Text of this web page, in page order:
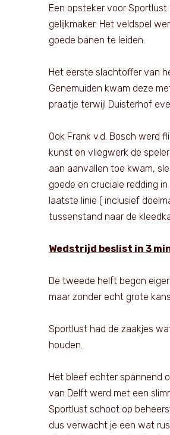
Een opsteker voor
gelijkmaker. Het veldspel
goede banen te leiden.
Het eerste slachtoffer van
Genemuiden kwam deze
praatje terwijl Duisterhof
Ook Frank v.d. Bosch werd
kunst en vliegwerk de
aan aanvallen toe kwam,
goede en cruciale redding
laatste linie ( inclusief
tussenstand naar de
Wedstrijd beslist in 3
De tweede helft begon
maar zonder echt grote
Sportlust had de zaakjes
houden.
Het bleef echter spannend
van Delft werd met een
Sportlust schoot op
dus verwacht je een wat